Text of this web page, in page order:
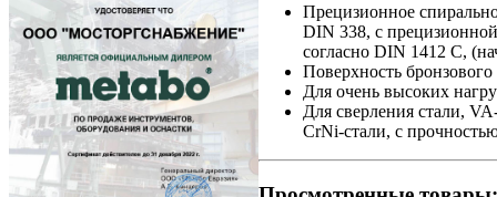
Прецизионное
DIN 338, с
согласно DIN 1412 C,
Поверхность бронзового
Для очень высоких
Для сверления стали,
CrNi-стали, с